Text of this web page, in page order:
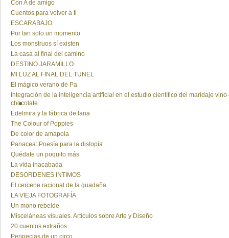
Con A de amigo
Cuentos para volver a ti
ESCARABAJO
Por tan solo un momento
Los monstruos sí existen
La casa al final del camino
DESTINO JARAMILLO
MI LUZ AL FINAL DEL TUNEL
El mágico verano de Pa
Integración de la inteligencia artificial en el estudio científico del maridaje vino-
chocolate
Edelmira y la fábrica de lana
The Colour of Poppies
De color de amapola
Panacea: Poesía para la distopía
Quédate un poquito más
La vida inacabada
DESORDENES INTIMOS
El cercene racional de la guadaña
LA VIEJA FOTOGRAFÍA
Un mono rebelde
Misceláneas visuales. Artículos sobre Arte y Diseño
20 cuentos extraños